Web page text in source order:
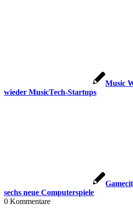
Music
wieder MusicTech-Startups
sechs neue Computerspiele
0 Kommentare